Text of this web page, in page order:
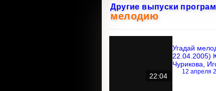
Другие выпуски
мелодию
22:04
Угадай
22.04.2005)
Чурикова,
12 апреля